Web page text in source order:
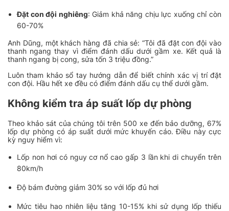
Đặt con đội nghiêng: Giảm khả năng chịu lực xuống chỉ còn
60-70%
Anh Dũng, một khách hàng đã chia sẻ: “Tôi đã đặt con đội vào
thanh ngang thay vì điểm đánh dấu dưới gầm xe. Kết quả là
thanh ngang bị cong, sửa tốn 3 triệu đồng.”
Luôn tham khảo sổ tay hướng dẫn để biết chính xác vị trí đặt
con đội. Hầu hết xe đều có điểm đánh dấu cụ thể dưới gầm.
Không kiểm tra áp suất lốp dự phòng
Theo khảo sát của chúng tôi trên 500 xe đến bảo dưỡng, 67%
lốp dự phòng có áp suất dưới mức khuyến cáo. Điều này cực
kỳ nguy hiểm vì:
Lốp non hơi có nguy cơ nổ cao gấp 3 lần khi di chuyển trên
80km/h
Độ bám đường giảm 30% so với lốp đủ hơi
Mức tiêu hao nhiên liệu tăng 10-15% khi sử dụng lốp thiếu